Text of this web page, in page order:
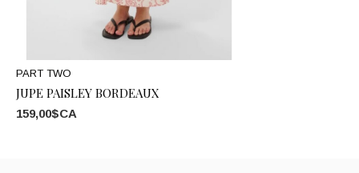
PART TWO
JUPE PAISLEY BORDEAUX
159,00$CA